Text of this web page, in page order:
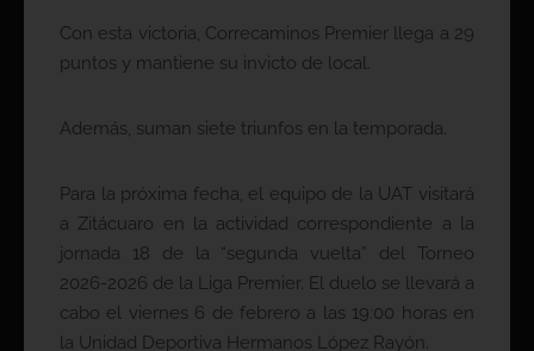
Con esta victoria, Correcaminos Premier llega a 29
puntos y mantiene su invicto de local.
Además, suman siete triunfos en la temporada.
Para la próxima fecha, el equipo de la UAT visitará
a Zitácuaro en la actividad correspondiente a la
jornada 18 de la “segunda vuelta” del Torneo
2026-2026 de la Liga Premier. El duelo se llevará a
cabo el viernes 6 de febrero a las 19:00 horas en
la Unidad Deportiva Hermanos López Rayón.